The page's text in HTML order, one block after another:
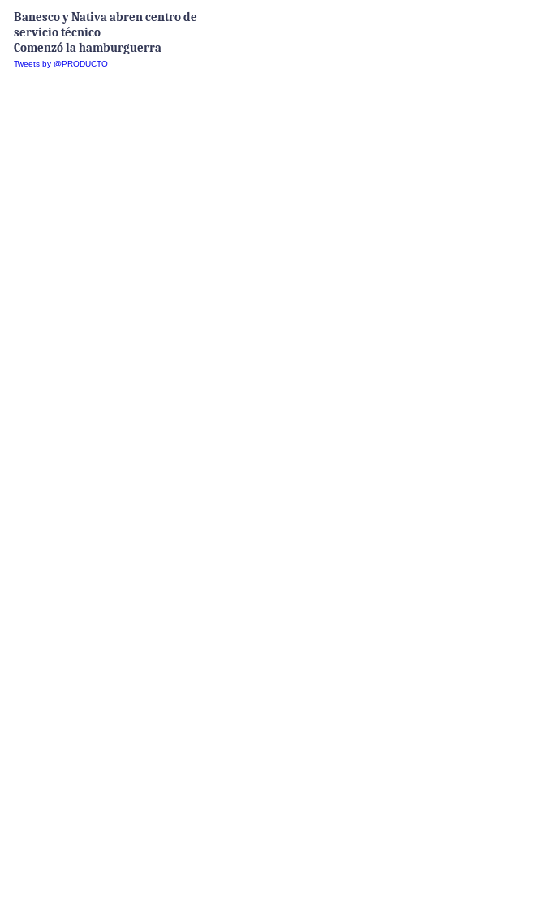
Banesco y Nativa abren centro de
servicio técnico
Comenzó la hamburguerra
Tweets by @PRODUCTO